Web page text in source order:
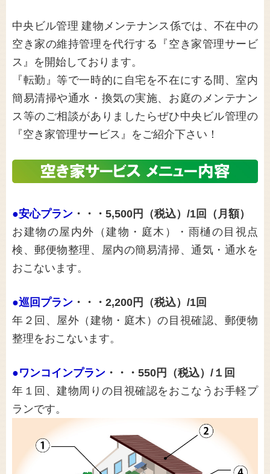
中央ビル管理 建物メンテナンス係では、不在中の
空き家の維持管理を代行する『空き家管理サービ
ス』を開始しております。
『転勤』等で一時的に自宅を不在にする間、室内
簡易清掃や通水・換気の実施、お庭のメンテナン
ス等のご相談がありましたらぜひ中央ビル管理の
『空き家管理サービス』をご紹介下さい！
●安心プラン ・・・5,500円（税込）/1回（月額）
お建物の屋内外（建物・庭木）・雨樋の目視点
検、郵便物整理、屋内の簡易清掃、通気・通水を
おこないます。
●巡回プラン ・・・2,200円 （税込） /1回
年２回、屋外（建物・庭木）の目視確認、郵便物
整理をおこないます。
●ワンコインプラン ・・・550円 （税込） /１回
年１回、建物周りの目視確認をおこなうお手軽プ
ランです。